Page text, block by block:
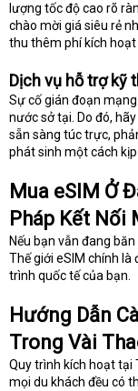
lượng tốc độ cao rõ
chào mời giá siêu rẻ
thu thêm phí kích hoạt
Dịch vụ hỗ trợ kỹ
Sự cố gián đoạn
nước sở tại. Do đó,
sẵn sàng túc trực,
phát sinh một cách
Mua eSIM Ở
Pháp Kết Nối
Nếu bạn vẫn đang
Thế giới eSIM chính là
trình quốc tế của bạn.
Hướng Dẫn
Trong Vài
Quy trình kích hoạt tại
mọi du khách đều có